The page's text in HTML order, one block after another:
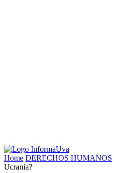
Home DERECHOS HUMANOS
Ucrania?